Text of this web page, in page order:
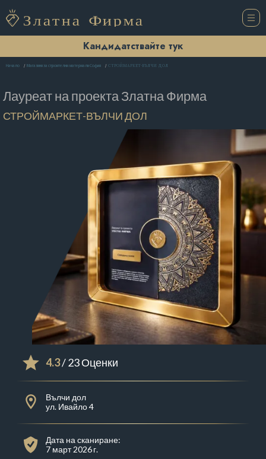
Кандидатствайте тук
Начало Магазини за строителни материали София СТРОЙМАРКЕТ-ВЪЛЧИ ДОЛ
Лауреат на проектаЗлатна Фирма
СТРОЙМАРКЕТ-ВЪЛЧИ ДОЛ
4.3/ 23 Оценки
Вълчи дол
ул. Ивайло 4
Дата на сканиране:
7 март 2026 г.